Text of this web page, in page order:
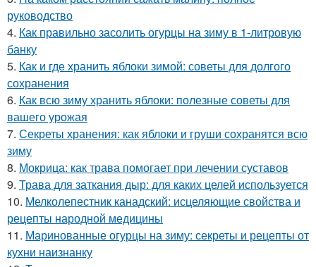
руководство
4. Как правильно засолить огурцы на зиму в 1-литровую
банку
5. Как и где хранить яблоки зимой: советы для долгого
сохранения
6. Как всю зиму хранить яблоки: полезные советы для
вашего урожая
7. Секреты хранения: как яблоки и груши сохранятся всю
зиму
8. Мокрица: как трава помогает при лечении суставов
9. Трава для заткания дыр: для каких целей используется
10. Мелколепестник канадский: исцеляющие свойства и
рецепты народной медицины
11. Маринованные огурцы на зиму: секреты и рецепты от
кухни наизнанку